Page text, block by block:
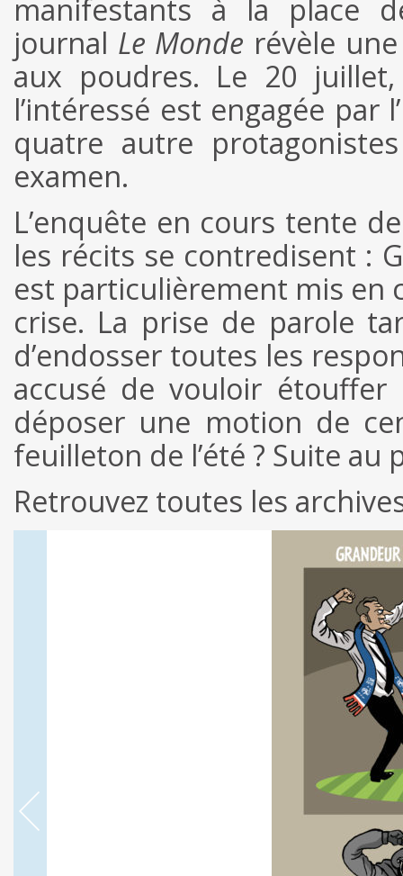
manifestants à la place
journal Le Monde révèle
aux poudres. Le 20
l’intéressé est engagée par
quatre autre
examen.
L’enquête en cours tente
les récits se contredisent :
est particulièrement mis en
crise. La prise de parole
d’endosser toutes les
accusé de vouloir étouffer
déposer une motion de
feuilleton de l’été ? Suite
Retrouvez toutes les